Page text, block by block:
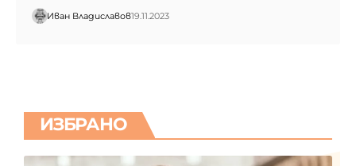
Иван Владиславов19.11.2023
ИЗБРАНО